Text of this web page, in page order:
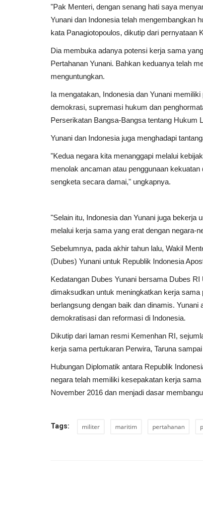
"Pak Menteri, dengan senang hati saya
Yunani dan Indonesia telah mengembangkan
kata Panagiotopoulos, dikutip dari pernyataan
Dia membuka adanya potensi kerja sama
Pertahanan Yunani. Bahkan keduanya telah
menguntungkan.
Ia mengatakan, Indonesia dan Yunani
demokrasi, supremasi hukum dan
Perserikatan Bangsa-Bangsa tentang Hukum
Yunani dan Indonesia juga menghadapi
"Kedua negara kita menanggapi melalui
menolak ancaman atau penggunaan
sengketa secara damai," ungkapnya.
"Selain itu, Indonesia dan Yunani juga bekerja
melalui kerja sama yang erat dengan negara-
Sebelumnya, pada akhir tahun lalu, Wakil
(Dubes) Yunani untuk Republik Indonesia
Kedatangan Dubes Yunani bersama Dubes
dimaksudkan untuk meningkatkan kerja sama
berlangsung dengan baik dan dinamis.
demokratisasi dan reformasi di Indonesia.
Dikutip dari laman resmi Kemenhan RI,
kerja sama pertukaran Perwira, Taruna
Hubungan Diplomatik antara Republik
negara telah memiliki kesepakatan kerja
November 2016 dan menjadi dasar
Tags: militer maritim pertahanan
Pendidikan & Pelatihan
FPTHSI HADIRI
PEMERINTAH...